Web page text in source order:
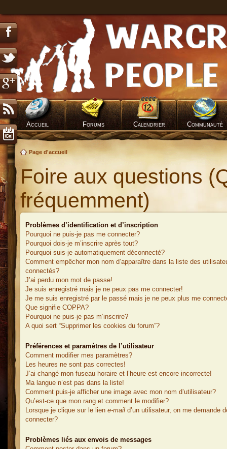
Accueil Forums Calendrier Communauté
Page d'accueil
Foire aux questions
fréquemment)
Problèmes d’identification et d’inscription
Pourquoi ne puis-je pas me connecter?
Pourquoi dois-je m’inscrire après tout?
Pourquoi suis-je automatiquement déconnecté?
Comment empêcher mon nom d’apparaître dans la liste des
connectés?
J’ai perdu mon mot de passe!
Je suis enregistré mais je ne peux pas me connecter!
Je me suis enregistré par le passé mais je ne peux plus me
Que signifie COPPA?
Pourquoi ne puis-je pas m’inscrire?
A quoi sert “Supprimer les cookies du forum”?
Préférences et paramètres de l’utilisateur
Comment modifier mes paramètres?
Les heures ne sont pas correctes!
J’ai changé mon fuseau horaire et l’heure est encore incorrecte!
Ma langue n’est pas dans la liste!
Comment puis-je afficher une image avec mon nom d’utilisateur?
Qu’est-ce que mon rang et comment le modifier?
Lorsque je clique sur le lien e-mail d’un utilisateur, on me demande
connecter?
Problèmes liés aux envois de messages